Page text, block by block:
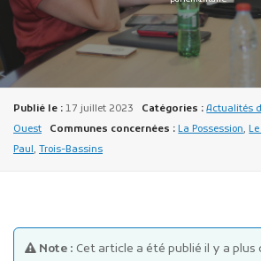
Publicité des actes
Publié le : 17 juillet 2023 Catégories : Actualités
Ouest
Communes concernées : La Possession,
Paul, Trois-Bassins
Note : Cet article a été publié il y a plus